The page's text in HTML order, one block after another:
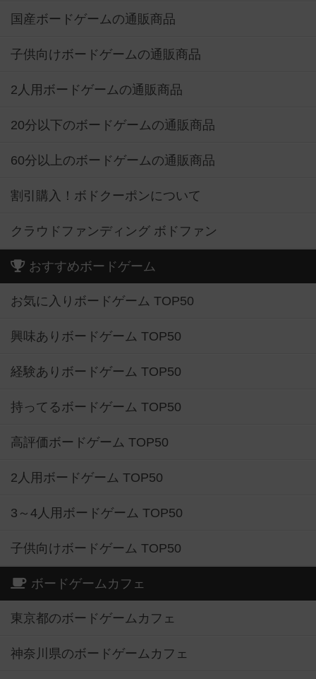
国産ボードゲームの通販商品
子供向けボードゲームの通販商品
2人用ボードゲームの通販商品
20分以下のボードゲームの通販商品
60分以上のボードゲームの通販商品
割引購入！ボドクーポンについて
クラウドファンディング ボドファン
おすすめボードゲーム
お気に入りボードゲーム TOP50
興味ありボードゲーム TOP50
経験ありボードゲーム TOP50
持ってるボードゲーム TOP50
高評価ボードゲーム TOP50
2人用ボードゲーム TOP50
3～4人用ボードゲーム TOP50
子供向けボードゲーム TOP50
ボードゲームカフェ
東京都のボードゲームカフェ
神奈川県のボードゲームカフェ